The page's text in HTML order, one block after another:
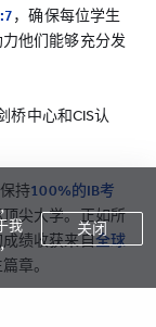
，确保每位学生
他们能够充分发
桥中心和CIS认
持100%的IB考
尖大学。正如所
绩收获来自全球
章。
我
关闭